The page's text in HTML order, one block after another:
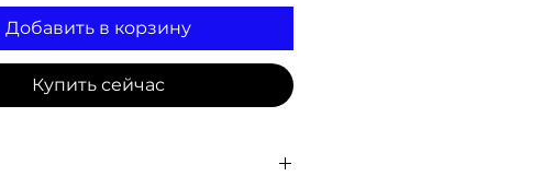
Добавить в корзину
Купить сейчас